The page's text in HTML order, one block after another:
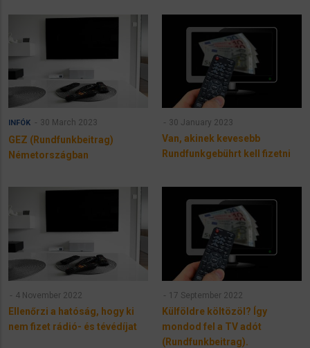
INFÓK 30 March 2023
GEZ (Rundfunkbeitrag)
Németországban
30 January 2023
Van, akinek kevesebb
Rundfunkgebührt kell fizetni
4 November 2022
Ellenőrzi a hatóság, hogy ki
nem fizet rádió- és tévédíjat
17 September 2022
Külföldre költözöl? Így
mondod fel a TV adót
(Rundfunkbeitrag).